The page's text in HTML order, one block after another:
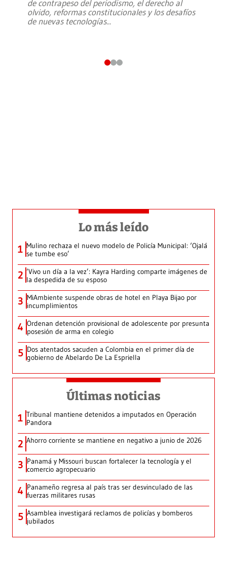
de contrapeso del periodismo, el derecho al
olvido, reformas constitucionales y los desafíos
de nuevas tecnologías...
Lo más leído
1 Mulino rechaza el nuevo modelo de Policía Municipal: ‘Ojalá
se tumbe eso’
2 ‘Vivo un día a la vez’: Kayra Harding comparte imágenes de
la despedida de su esposo
3 MiAmbiente suspende obras de hotel en Playa Bijao por
incumplimientos
4 Ordenan detención provisional de adolescente por presunta
posesión de arma en colegio
5 Dos atentados sacuden a Colombia en el primer día de
gobierno de Abelardo De La Espriella
Últimas noticias
1 Tribunal mantiene detenidos a imputados en Operación
Pandora
2 Ahorro corriente se mantiene en negativo a junio de 2026
3 Panamá y Missouri buscan fortalecer la tecnología y el
comercio agropecuario
4 Panameño regresa al país tras ser desvinculado de las
fuerzas militares rusas
5 Asamblea investigará reclamos de policías y bomberos
jubilados